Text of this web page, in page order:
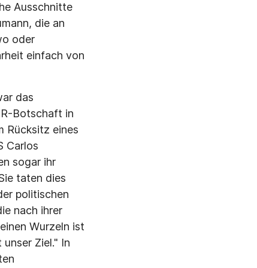
Ausschnitte
die an
oder
einfach von
das
Botschaft in
Rücksitz eines
Carlos
sogar ihr
taten dies
politischen
nach ihrer
Wurzeln ist
Ziel." In